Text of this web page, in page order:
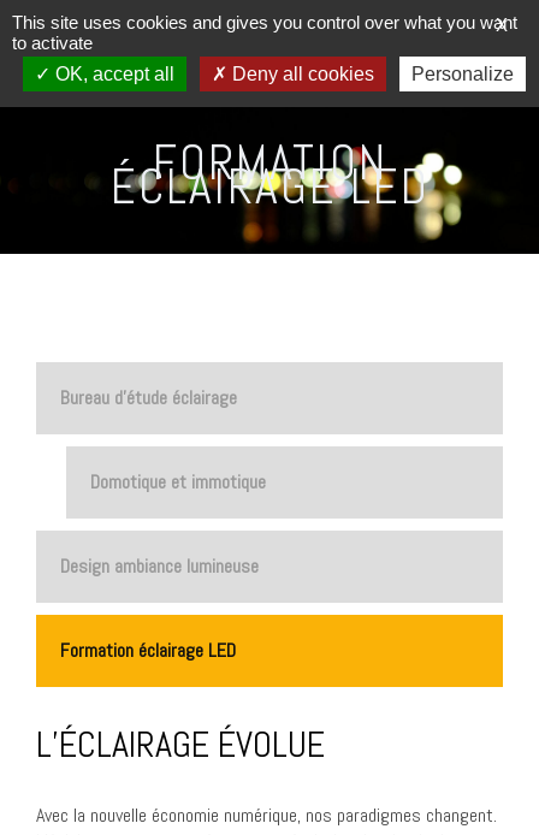
FORMATION
ÉCLAIRAGE LED
Bureau d’étude éclairage
Domotique et immotique
Design ambiance lumineuse
Formation éclairage LED
L’ÉCLAIRAGE ÉVOLUE
Avec la nouvelle économie numérique, nos paradigmes changent.
X
This site uses cookies and gives you control over what you want
to activate
OK, accept all
Deny all cookies Personalize